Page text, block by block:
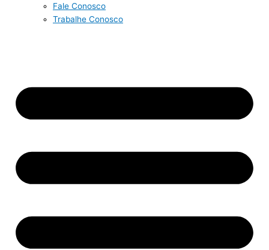
Fale Conosco
Trabalhe Conosco